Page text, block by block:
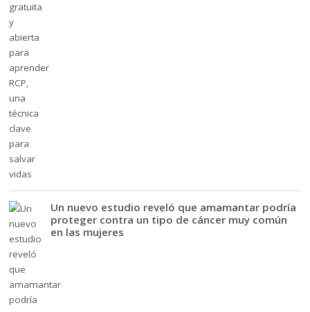
Un nuevo estudio reveló que amamantar podría
proteger contra un tipo de cáncer muy común
en las mujeres